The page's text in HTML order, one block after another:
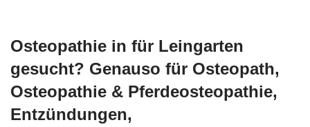
Osteopathie in für Leingarten
gesucht? Genauso für Osteopath,
Osteopathie & Pferdeosteopathie,
Entzündungen,